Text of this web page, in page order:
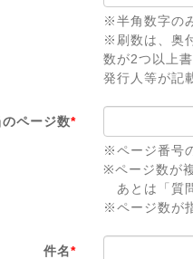
※半角数字の
※刷数は、奥
数が2つ以上
発行人等が記
ページ数*
※ページ番号
※ページ数が
あとは「質
※ページ数が
件名*